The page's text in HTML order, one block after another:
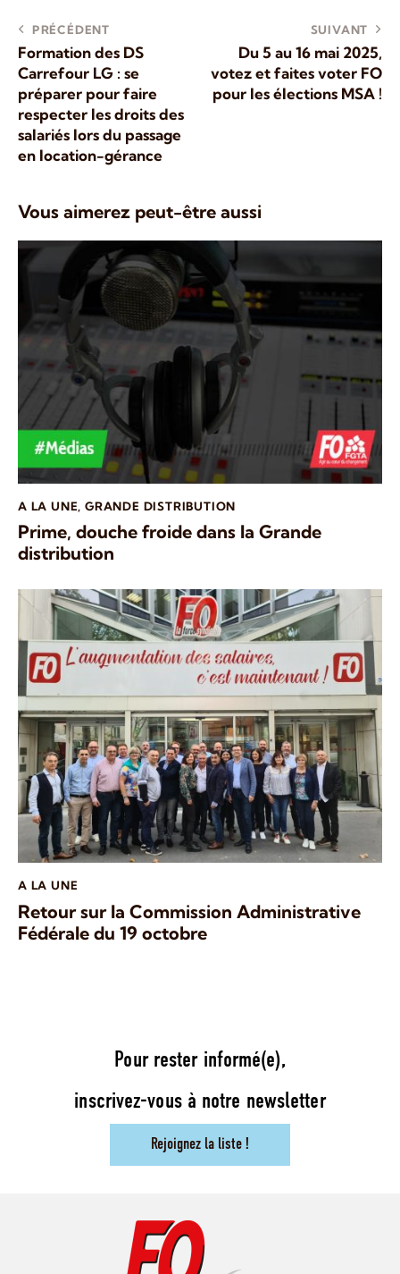
PRÉCÉDENT
Formation des DS
Carrefour LG : se
préparer pour faire
respecter les droits des
salariés lors du passage
en location-gérance
SUIVANT
Du 5 au 16 mai 2025,
votez et faites voter FO
pour les élections MSA !
Vous aimerez peut-être aussi
A LA UNE,GRANDE DISTRIBUTION
Prime, douche froide dans la Grande
distribution
A LA UNE
Retour sur la Commission Administrative
Fédérale du 19 octobre
Pour rester informé(e),
inscrivez-vous à notre newsletter
Rejoignez la liste !